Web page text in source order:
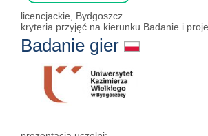
licencjackie, Bydgoszcz
kryteria przyjęć na kierunku Badanie i
Badanie gier